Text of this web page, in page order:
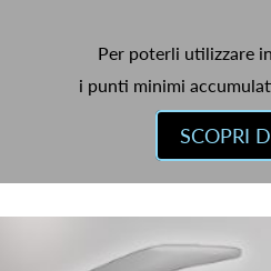
Per poterli utilizzare
i punti minimi
SCOPRI